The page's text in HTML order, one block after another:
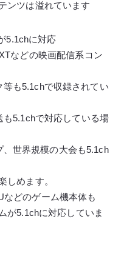
ンツは溢れています
5.1chに対応
などの映画配信系コン
等も5.1chで収録されてい
も5.1chで対応している場
、世界規模の大会も5.1ch
しめます。
などのゲーム機本体も
が5.1chに対応していま